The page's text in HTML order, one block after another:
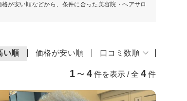
が安い順などから、条件に合った美容院・ヘアサロ
い順 価格が安い順 口コミ数順
1 〜 4 件を表示 / 全 4 件